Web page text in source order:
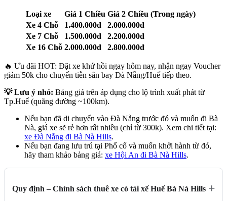
Loại xe Giá 1 Chiều Giá 2 Chiều (Trong ngày)
Xe 4 Chỗ
1.400.000đ
2.000.000đ
Xe 7 Chỗ
1.500.000đ
2.200.000đ
Xe 16 Chỗ 2.000.000đ 2.800.000đ
🔥 Ưu đãi HOT: Đặt xe khứ hồi ngay hôm nay, nhận ngay Voucher
giảm 50k cho chuyến tiễn sân bay Đà Nẵng/Huế tiếp theo.
💡 Lưu ý nhỏ: Bảng giá trên áp dụng cho lộ trình xuất phát từ
Tp.Huế (quãng đường ~100km).
Nếu bạn đã di chuyển vào Đà Nẵng trước đó và muốn đi Bà
Nà, giá xe sẽ rẻ hơn rất nhiều (chỉ từ 300k). Xem chi tiết tại:
xe Đà Nẵng đi Bà Nà Hills.
Nếu bạn đang lưu trú tại Phố cổ và muốn khởi hành từ đó,
hãy tham khảo bảng giá: xe Hội An đi Bà Nà Hills.
Quy định – Chính sách thuê xe có tài xế Huế Bà Nà Hills